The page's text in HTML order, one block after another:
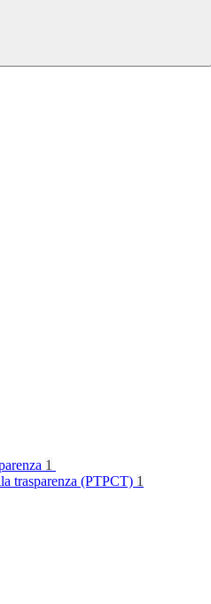
1
trasparenza (PTPCT) 1